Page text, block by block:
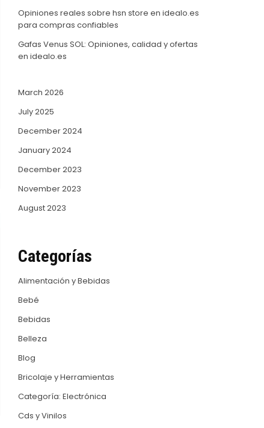
Opiniones reales sobre hsn store en idealo.es
para compras confiables
Gafas Venus SOL: Opiniones, calidad y ofertas
en idealo.es
March 2026
July 2025
December 2024
January 2024
December 2023
November 2023
August 2023
Categorías
Alimentación y Bebidas
Bebé
Bebidas
Belleza
Blog
Bricolaje y Herramientas
Categoría: Electrónica
Cds y Vinilos